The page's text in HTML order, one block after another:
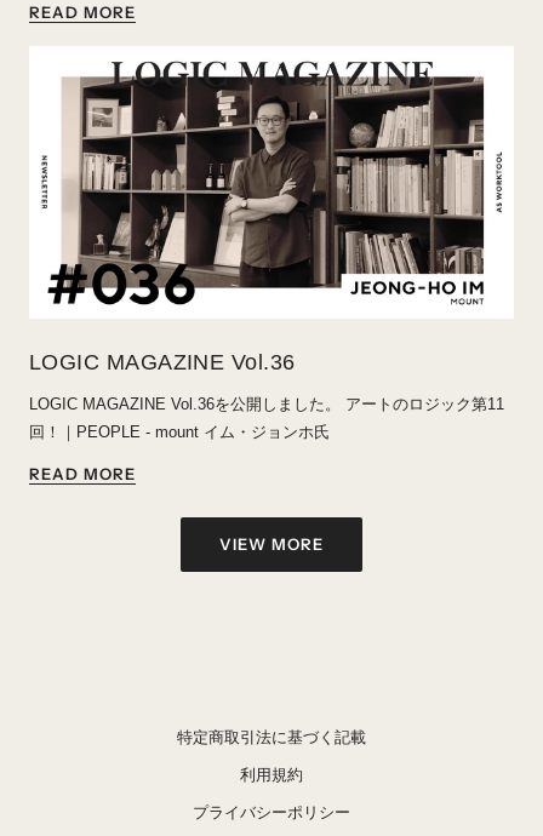
READ MORE
LOGIC MAGAZINE Vol.36
LOGIC MAGAZINE Vol.36を公開しました。 アートのロジック第11
回！｜PEOPLE - mount イム・ジョンホ氏
READ MORE
VIEW MORE
特定商取引法に基づく記載
利用規約
プライバシーポリシー